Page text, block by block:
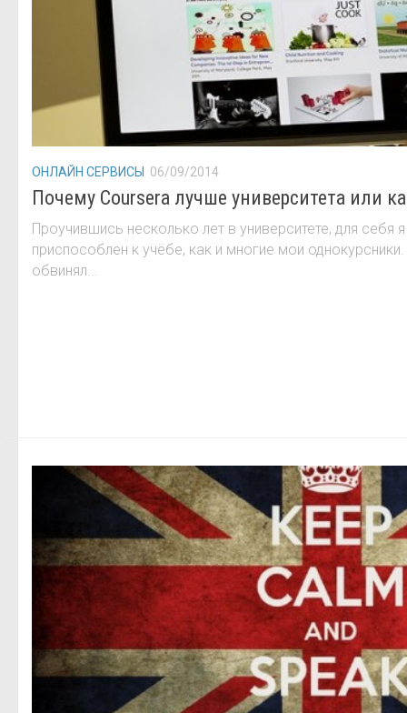
ОНЛАЙН СЕРВИСЫ 06/09/2014
Почему Coursera лучше университета или
Проучившись несколько лет в университете, для себя
приспособлен к учёбе, как и многие мои
обвинял...